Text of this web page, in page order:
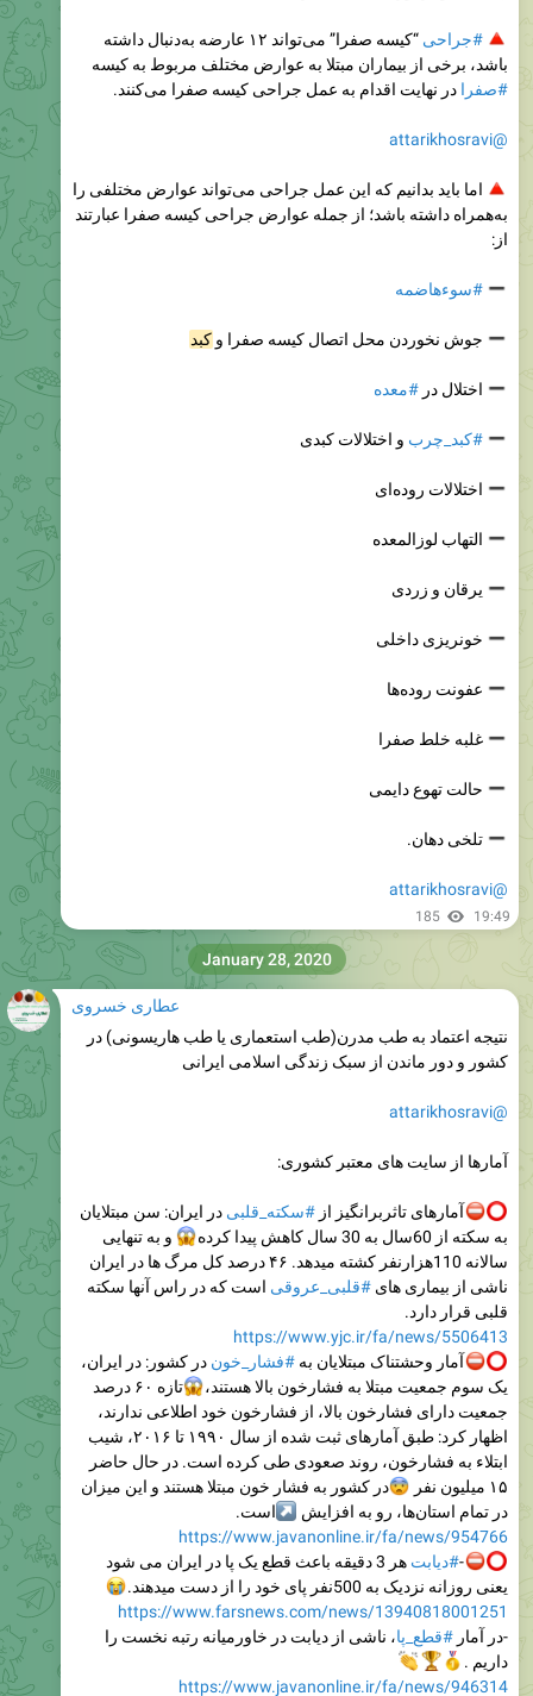
#جراحی
“کیسه صفرا” می‌تواند ۱۲ عارضه به‌دنبال داشته
باشد، برخی از بیماران مبتلا به عوارض مختلف مربوط به کیسه
#صفرا در نهایت اقدام به عمل جراحی کیسه صفرا می‌کنند.
@attarikhosravi
اما باید بدانیم که این عمل جراحی می‌تواند عوارض مختلفی را
به‌همراه داشته باشد؛ از جمله عوارض جراحی کیسه صفرا عبارتند
از:
#سوءهاضمه
جوش نخوردن محل اتصال کیسه صفرا وکبد
اختلال در#معده
#کبد_چرب و اختلالات کبدی
اختلالات روده‌ای
التهاب لوزالمعده
یرقان و زردی
خونریزی داخلی
عفونت روده‌ها
غلبه خلط صفرا
حالت تهوع دایمی
تلخی دهان.
@attarikhosravi
185 19:49
عطاری خسروی
نتیجه اعتماد به طب مدرن(طب استعماری یا طب هاریسونی) در
کشور و دور ماندن از سبک زندگی اسلامی ایرانی
@attarikhosravi
آمارها از سایت های معتبر کشوری:
آمارهای تاثربرانگیز از #سکته_قلبی در ایران: سن مبتلایان
به سکته از 60سال به 30 سال کاهش پیدا کرده
😱و به تنهایی
سالانه 110هزارنفر کشته میدهد. ۴۶ درصد کل مرگ ها در ایران
ناشی از بیماری های #قلبی_عروقی است که در راس آنها سکته
قلبی قرار دارد.
https://www.yjc.ir/fa/news/5506413
آمار وحشتناک مبتلایان به #فشار_خون در کشور: در ایران،
یک سوم جمعیت مبتلا به فشارخون بالا هستند،
😱
تازه ۶۰ درصد
جمعیت دارای فشارخون بالا، از فشارخون خود اطلاعی ندارند،
اظهار کرد: طبق آمار‌های ثبت شده از سال ۱۹۹۰ تا ۲۰۱۶، شیب
ابتلاء به فشارخون، روند صعودی طی کرده است. در حال حاضر
۱۵ میلیون نفر
در کشور به فشار خون مبتلا هستند و این میزان
در تمام استان‌ها، رو به افزایش
↗️
است.
https://www.javanonline.ir/fa/news/954766
-#دیابت
هر 3 دقیقه باعث قطع یک پا در ایران می شود
یعنی روزانه نزدیک به 500نفر پای خود را از دست میدهند.
😭
https://www.farsnews.com/news/13940818001251
-در آمار #قطع_پا، ناشی از دیابت در خاورمیانه رتبه نخست را
داریم .
https://www.javanonline.ir/fa/news/946314
January 28, 2020